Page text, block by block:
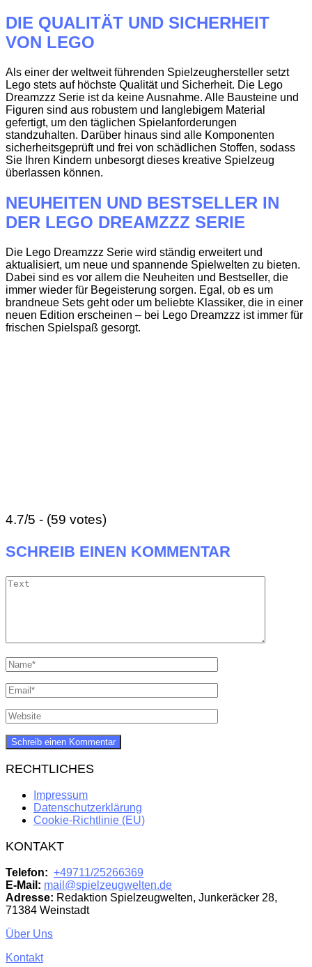
DIE QUALITÄT UND SICHERHEIT
VON LEGO
Als einer der weltweit führenden Spielzeughersteller setzt
Lego stets auf höchste Qualität und Sicherheit. Die Lego
Dreamzzz Serie ist da keine Ausnahme. Alle Bausteine und
Figuren sind aus robustem und langlebigem Material
gefertigt, um den täglichen Spielanforderungen
standzuhalten. Darüber hinaus sind alle Komponenten
sicherheitsgeprüft und frei von schädlichen Stoffen, sodass
Sie Ihren Kindern unbesorgt dieses kreative Spielzeug
überlassen können.
NEUHEITEN UND BESTSELLER IN
DER LEGO DREAMZZZ SERIE
Die Lego Dreamzzz Serie wird ständig erweitert und
aktualisiert, um neue und spannende Spielwelten zu bieten.
Dabei sind es vor allem die Neuheiten und Bestseller, die
immer wieder für Begeisterung sorgen. Egal, ob es um
brandneue Sets geht oder um beliebte Klassiker, die in einer
neuen Edition erscheinen – bei Lego Dreamzzz ist immer für
frischen Spielspaß gesorgt.
4.7/5 - (59 votes)
SCHREIB EINEN KOMMENTAR
RECHTLICHES
Impressum
Datenschutzerklärung
Cookie-Richtlinie (EU)
KONTAKT
Telefon: +49711/25266369
E-Mail: mail@spielzeugwelten.de
Adresse: Redaktion Spielzeugwelten, Junkeräcker 28,
71384 Weinstadt
Über Uns
Kontakt